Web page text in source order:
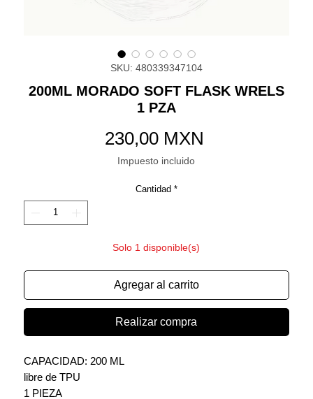
SKU: 480339347104
200ML MORADO SOFT FLASK WRELS
1 PZA
230,00 MXN
Impuesto incluido
Cantidad *
Solo 1 disponible(s)
Agregar al carrito
Realizar compra
CAPACIDAD: 200 ML
libre de TPU
1 PIEZA